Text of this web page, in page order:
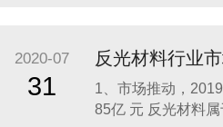
的识别能力，看清
事故发生，减少人
为道路交通不可缺
的社会效益。使用
2020-07
31
1、市场推动，
85亿 元 反光材料